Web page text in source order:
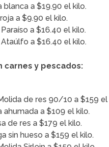
blanca a $19.90 el kilo.
a $9.90 el kilo.
a $16.40 el kilo.
a $16.40 el kilo.
carnes y pescados:
de res 90/10 a $159 el
ahumada a $109 el kilo.
de res a $179 el kilo.
sin hueso a $159 el kilo.